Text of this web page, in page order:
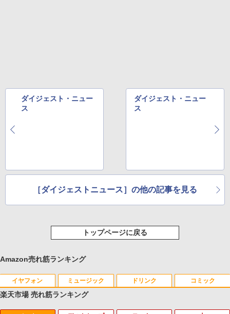
ダイジェスト・ニュー
ス
ダイジェスト・ニュー
ス
［ダイジェストニュース］の他の記事を見る
トップページに戻る
Amazon売れ筋ランキング
イヤフォン ミュージック ドリンク コミック
楽天市場 売れ筋ランキング